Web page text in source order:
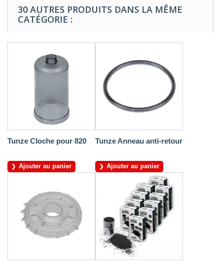
30 AUTRES PRODUITS DANS LA MÊME
CATÉGORIE :
Tunze Cloche pour 820
Ajouter au panier
Tunze Anneau anti-retour
Ajouter au panier